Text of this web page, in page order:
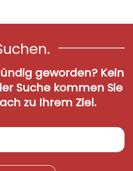
geworden? Kein
Suche kommen Sie
zu Ihrem Ziel.